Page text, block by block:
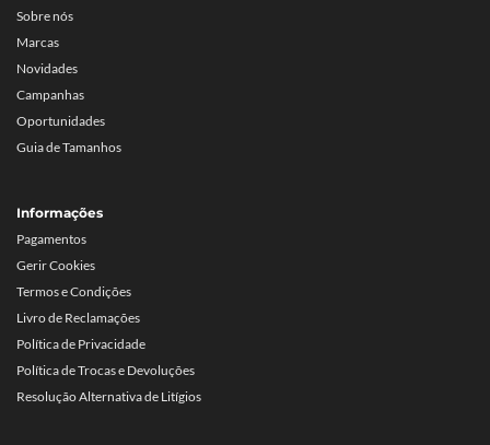
Sobre nós
Marcas
Novidades
Campanhas
Oportunidades
Guia de Tamanhos
Informações
Pagamentos
Gerir Cookies
Termos e Condições
Livro de Reclamações
Política de Privacidade
Política de Trocas e Devoluções
Resolução Alternativa de Litígios